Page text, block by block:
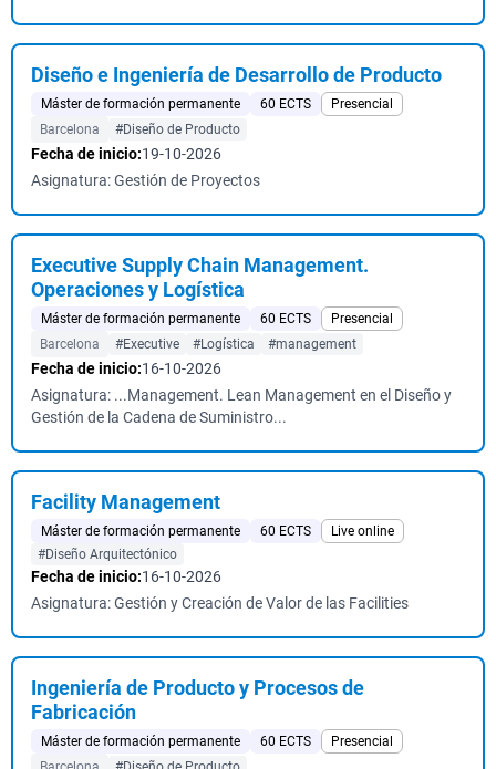
Diseño e Ingeniería de Desarrollo de Producto
Máster de formación permanente 60 ECTS
Presencial
Barcelona
#Diseño de Producto
Fecha de inicio:19-10-2026
Asignatura: Gestión de Proyectos
Executive Supply Chain Management.
Operaciones y Logística
Máster de formación permanente 60 ECTS
Presencial
Barcelona
#Executive #Logística #management
Fecha de inicio:16-10-2026
Asignatura: ...Management. Lean Management en el Diseño y
Gestión de la Cadena de Suministro...
Facility Management
Máster de formación permanente 60 ECTS
Live online
#Diseño Arquitectónico
Fecha de inicio:16-10-2026
Asignatura: Gestión y Creación de Valor de las Facilities
Ingeniería de Producto y Procesos de
Fabricación
Máster de formación permanente 60 ECTS
Presencial